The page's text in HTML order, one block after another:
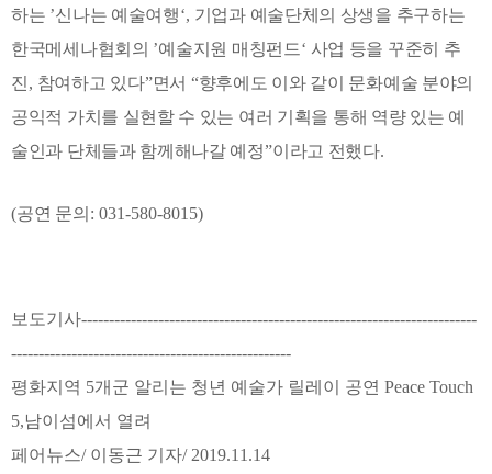
하는 ’신나는 예술여행‘, 기업과 예술단체의 상생을 추구하는
한국메세나협회의 ’예술지원 매칭펀드‘ 사업 등을 꾸준히 추
진 , 참여하고 있다”면서 “향후에도 이와 같이 문화예술 분야의
공익적 가치를 실현할 수 있는 여러 기획을 통해 역량 있는 예
술인과 단체들과 함께해나갈 예정”이라고 전했다.
(공연 문의 : 031-580-8015)
보도기사------------------------------------------------------------------------
---------------------------------------------------
평화지역 5개군 알리는 청년 예술가 릴레이 공연 Peace Touch
5,남이섬에서 열려
페어뉴스/ 이동근 기자/ 2019.11.14